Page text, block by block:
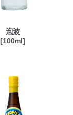
泡波
[100ml]